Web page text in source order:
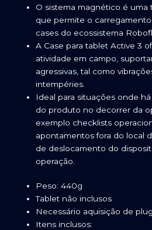
O sistema magnético é
que permite o
cases do ecossistema
A Case para tablet Active 3
atividade em campo,
agressivas, tal como
intempéries.
Ideal para situações onde
do produto no decorrer da
exemplo checklists
apontamentos fora do local
de deslocamento do
operação.
Peso: 440g
Tablet não inclusos
Necessário aquisição de
Itens inclusos: